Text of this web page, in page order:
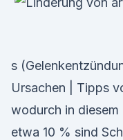
s
Ursachen | Tipps
wodurch in diesem
etwa 10 % sind